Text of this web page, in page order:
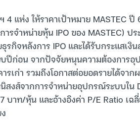
แห่ง ให้ราคาเป้าหมาย MASTEC
จำหน่ายหุ้น IPO ของ MASTEC) ปร
กิจหลังการ IPO และได้รับกระแสเงิ
ปีก่อน จากปัจจัยหนุนความต้องการ
ารเก่า รวมถึงโอกาสต่อยอดรายได้จ
สงส์จากการจำหน่ายอุปกรณ์ระบบใน
บาท/หุ้น และอ้างอิงค่า P/E Ratio เฉ